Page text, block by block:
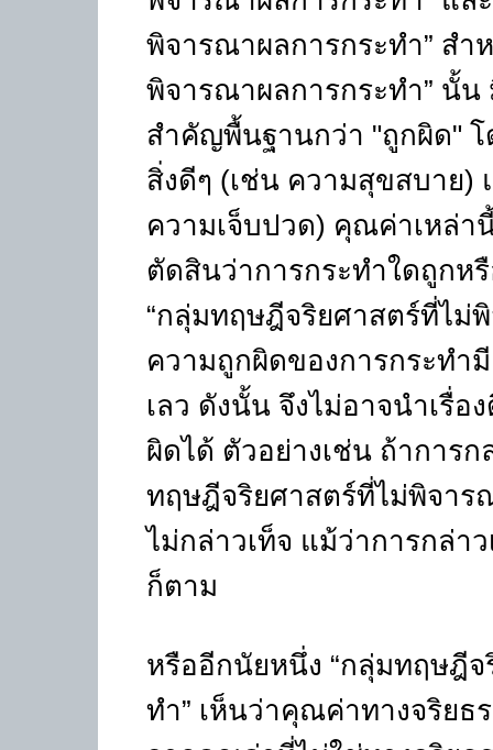
พิจารณาผลการกระทำ” สำ
พิจารณาผลการกระทำ” นั้น
สำคัญพื้นฐานกว่า "ถูกผิด" โ
สิ่งดีๆ (เช่น ความสุขสบาย)
ความเจ็บปวด) คุณค่าเหล่
ตัดสินว่าการกระทำใดถูกห
“กลุ่มทฤษฎีจริยศาสตร์ที่ไม่
ความถูกผิดของการกระท
เลว ดังนั้น จึงไม่อาจนำเรื่อ
ผิดได้ ตัวอย่างเช่น ถ้าการก
ทฤษฎีจริยศาสตร์ที่ไม่พิจาร
ไม่กล่าวเท็จ แม้ว่าการกล่า
ก็ตาม
หรืออีกนัยหนึ่ง “กลุ่มทฤษฎี
ทำ” เห็นว่าคุณค่าทางจริย